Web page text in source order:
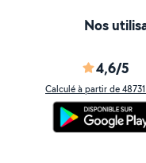
Nos
4,6/5
Calculé à partir de